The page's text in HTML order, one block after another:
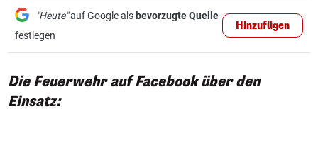
"Heute"auf Google als bevorzugte Quelle
festlegen
Hinzufügen
Die Feuerwehr auf Facebook über den
Einsatz: